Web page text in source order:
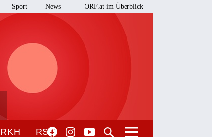
Sport News ORF.at im Überblick
RKH RSO